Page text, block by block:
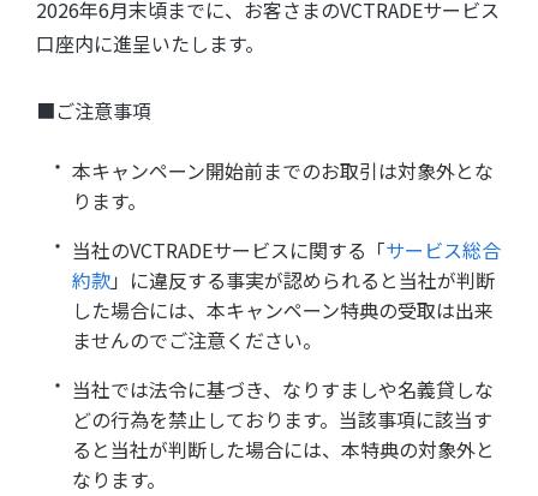
2026年6月末頃までに、お客さまのVCTRADEサービス
口座内に進呈いたします。
■ご注意事項
本キャンペーン開始前までのお取引は対象外とな
ります。
当社のVCTRADEサービスに関する「サービス総合
約款」に違反する事実が認められると当社が判断
した場合には、本キャンペーン特典の受取は出来
ませんのでご注意ください。
当社では法令に基づき、なりすましや名義貸しな
どの行為を禁止しております。当該事項に該当す
ると当社が判断した場合には、本特典の対象外と
なります。